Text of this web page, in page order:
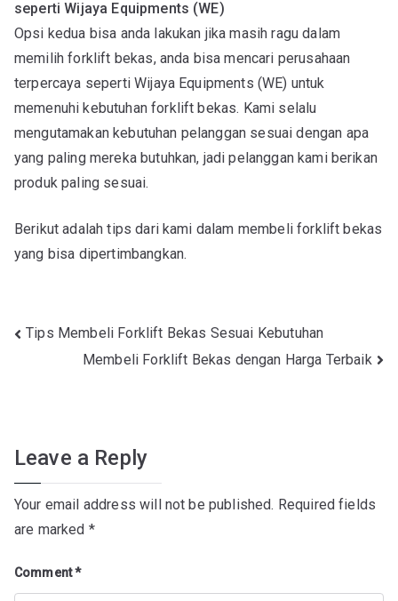
seperti Wijaya Equipments (WE)
Opsi kedua bisa anda lakukan jika masih ragu dalam
memilih forklift bekas, anda bisa mencari perusahaan
terpercaya seperti Wijaya Equipments (WE) untuk
memenuhi kebutuhan forklift bekas. Kami selalu
mengutamakan kebutuhan pelanggan sesuai dengan apa
yang paling mereka butuhkan, jadi pelanggan kami berikan
produk paling sesuai.
Berikut adalah tips dari kami dalam membeli forklift bekas
yang bisa dipertimbangkan.
Post
navigation
Tips Membeli Forklift Bekas Sesuai Kebutuhan
Membeli Forklift Bekas dengan Harga Terbaik
Leave a Reply
Your email address will not be published. Required fields
are marked *
Comment*